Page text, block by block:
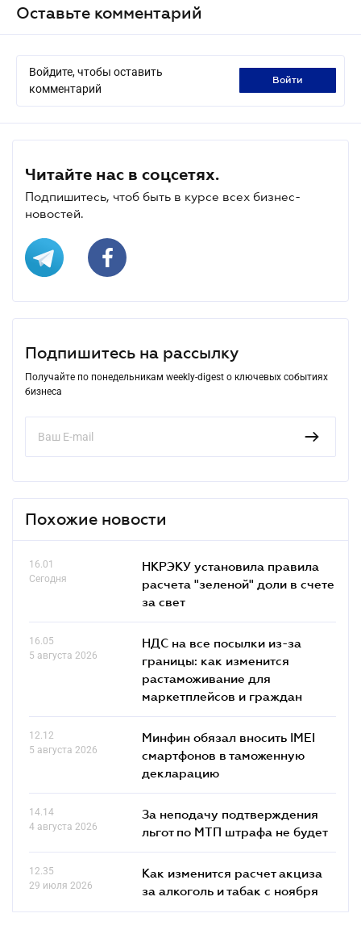
Оставьте комментарий
Войдите, чтобы оставить
комментарий
войти
Читайте нас в соцсетях.
Подпишитесь, чтоб быть в курсе всех бизнес-
новостей.
Подпишитесь на рассылку
Получайте по понедельникам weekly-digest о ключевых событиях
бизнеса
Похожие новости
16.01
Сегодня
НКРЭКУ установила правила
расчета "зеленой" доли в счете
за свет
16.05
5 августа 2026
НДС на все посылки из-за
границы: как изменится
растаможивание для
маркетплейсов и граждан
12.12
5 августа 2026
Минфин обязал вносить IMEI
смартфонов в таможенную
декларацию
14.14
4 августа 2026
За неподачу подтверждения
льгот по МТП штрафа не будет
12.35
29 июля 2026
Как изменится расчет акциза
за алкоголь и табак с ноября